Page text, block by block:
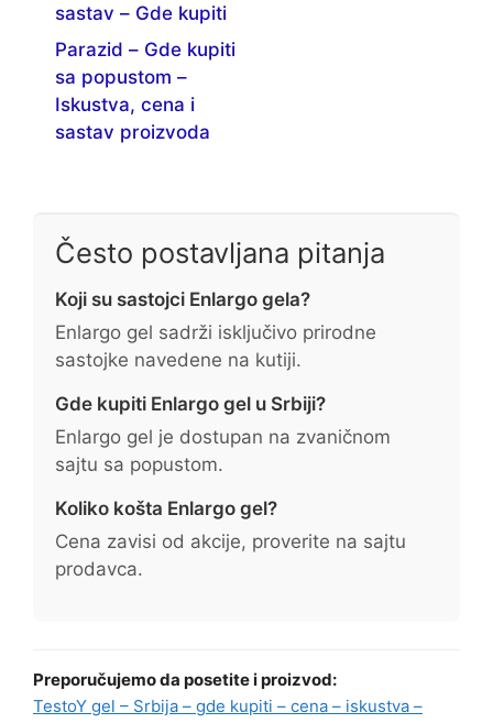
sastav – Gde kupiti
Parazid – Gde kupiti
sa popustom –
Iskustva, cena i
sastav proizvoda
Često postavljana pitanja
Koji su sastojci Enlargo gela?
Enlargo gel sadrži isključivo prirodne
sastojke navedene na kutiji.
Gde kupiti Enlargo gel u Srbiji?
Enlargo gel je dostupan na zvaničnom
sajtu sa popustom.
Koliko košta Enlargo gel?
Cena zavisi od akcije, proverite na sajtu
prodavca.
Preporučujemo da posetite i proizvod:
TestoY gel – Srbija – gde kupiti – cena – iskustva –